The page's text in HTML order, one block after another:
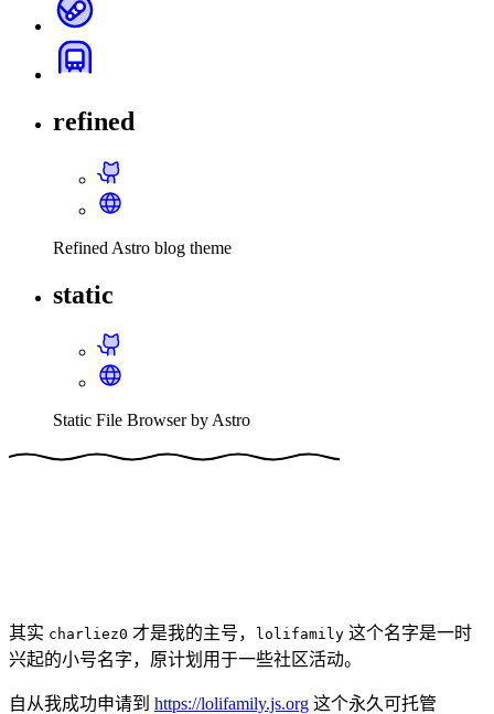
refined
Refined Astro blog theme
static
Static File Browser by Astro
其实 charliez0 才是我的主号， lolifamily 这个名字是一时
兴起的小号名字，原计划用于一些社区活动。
自从我成功申请到 https://lolifamily.js.org 这个永久可托管